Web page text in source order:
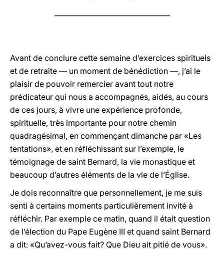
Avant de conclure cette semaine d’exercices spirituels
et de retraite — un moment de bénédiction —, j’ai le
plaisir de pouvoir remercier avant tout notre
prédicateur qui nous a accompagnés, aidés, au cours
de ces jours, à vivre une expérience profonde,
spirituelle, très importante pour notre chemin
quadragésimal, en commençant dimanche par «Les
tentations», et en réfléchissant sur l’exemple, le
témoignage de saint Bernard, la vie monastique et
beaucoup d’autres éléments de la vie de l’Église.
Je dois reconnaître que personnellement, je me suis
senti à certains moments particulièrement invité à
réfléchir. Par exemple ce matin, quand il était question
de l’élection du Pape Eugène III et quand saint Bernard
a dit: «Qu’avez-vous fait? Que Dieu ait pitié de vous».